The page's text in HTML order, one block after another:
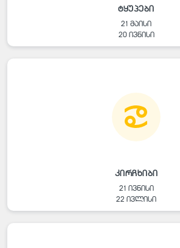
ტყუპები
21 მაისი
20 ივნისი
კირჩხიბი
21 ივნისი
22 ივლისი